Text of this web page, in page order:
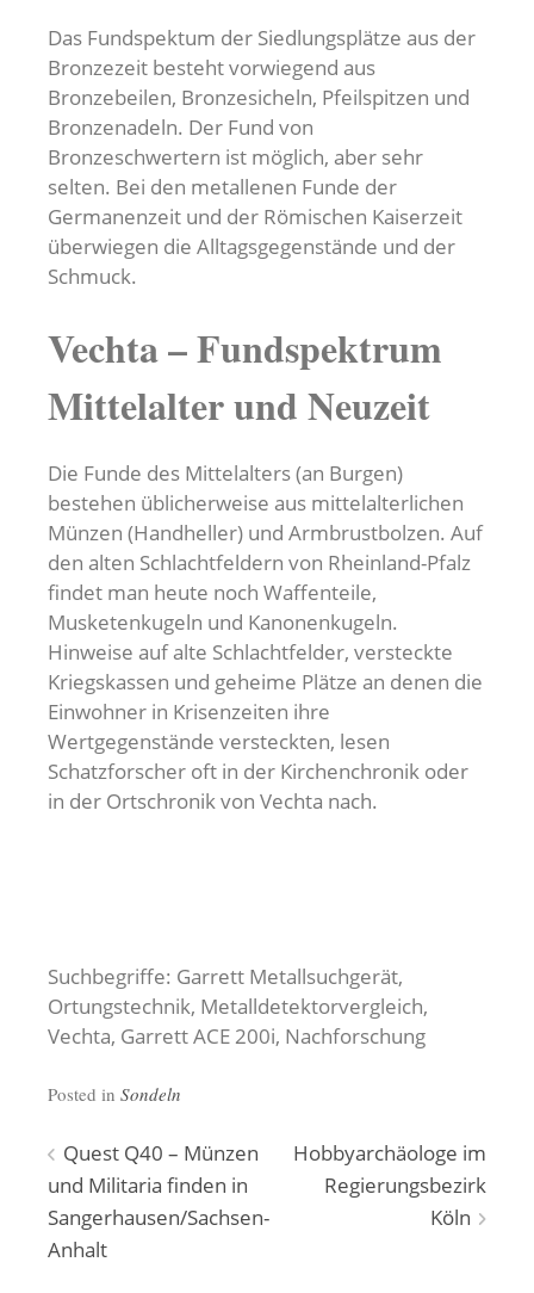
Das Fundspektum der Siedlungsplätze aus der
Bronzezeit besteht vorwiegend aus
Bronzebeilen, Bronzesicheln, Pfeilspitzen und
Bronzenadeln. Der Fund von
Bronzeschwertern ist möglich, aber sehr
selten. Bei den metallenen Funde der
Germanenzeit und der Römischen Kaiserzeit
überwiegen die Alltagsgegenstände und der
Schmuck.
Vechta – Fundspektrum
Mittelalter und Neuzeit
Die Funde des Mittelalters (an Burgen)
bestehen üblicherweise aus mittelalterlichen
Münzen (Handheller) und Armbrustbolzen. Auf
den alten Schlachtfeldern von Rheinland-Pfalz
findet man heute noch Waffenteile,
Musketenkugeln und Kanonenkugeln.
Hinweise auf alte Schlachtfelder, versteckte
Kriegskassen und geheime Plätze an denen die
Einwohner in Krisenzeiten ihre
Wertgegenstände versteckten, lesen
Schatzforscher oft in der Kirchenchronik oder
in der Ortschronik von Vechta nach.
Suchbegriffe: Garrett Metallsuchgerät,
Ortungstechnik, Metalldetektorvergleich,
Vechta, Garrett ACE 200i, Nachforschung
Posted in Sondeln
Beitragsnavigation
Quest Q40 – Münzen
und Militaria finden in
Sangerhausen/Sachsen-
Anhalt
Hobbyarchäologe im
Regierungsbezirk
Köln